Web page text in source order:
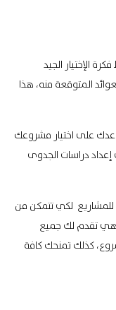
الإختيار الجيد
المتوقعة منه، هذا
على اختيار مشروعك
دراسات الجدوى
للمشاريع لكي تتمكن من
تقدم لك جميع
كذلك تمنحك كافة